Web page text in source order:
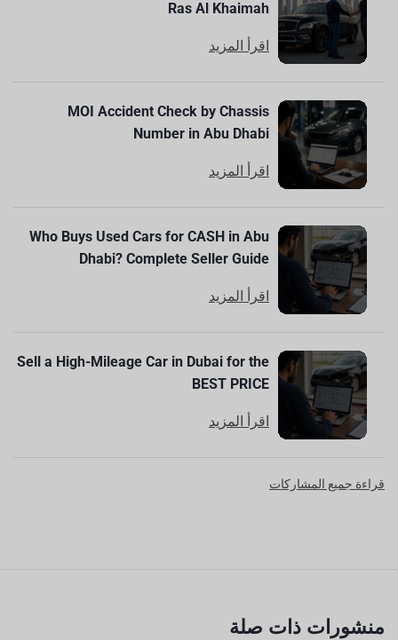
Ras Al Khaimah
اقرأ المزيد
MOI Accident Check by Chassis
Number in Abu Dhabi
اقرأ المزيد
Who Buys Used Cars for CASH in Abu
Dhabi? Complete Seller Guide
اقرأ المزيد
Sell a High-Mileage Car in Dubai for the
BEST PRICE
اقرأ المزيد
قراءة جميع المشاركات
منشورات ذات صلة